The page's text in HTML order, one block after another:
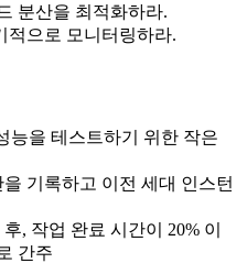
분산을 최적화하라.
적으로 모니터링하라.
능을 테스트하기 위한 작은
기록하고 이전 세대 인스턴
, 작업 완료 시간이 20% 이
간주